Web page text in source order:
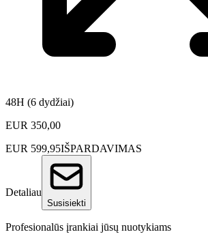
48H (6 dydžiai)
EUR 350,00
EUR 599,95IŠPARDAVIMAS
Detaliau
Susisiekti
Profesionalūs įrankiai jūsų nuotykiams